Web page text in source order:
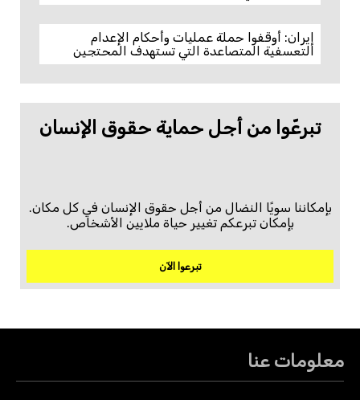
إيران: أوقفوا حملة عمليات وأحكام الإعدام
التعسفية المتصاعدة التي تستهدف المحتجين
تبرعّوا من أجل حماية حقوق الإنسان
بإمكاننا سويًا النضال من أجل حقوق الإنسان في كل مكان.
بإمكان تبرعكم تغيير حياة ملايين الأشخاص.
تبرعوا الآن
معلومات عنا